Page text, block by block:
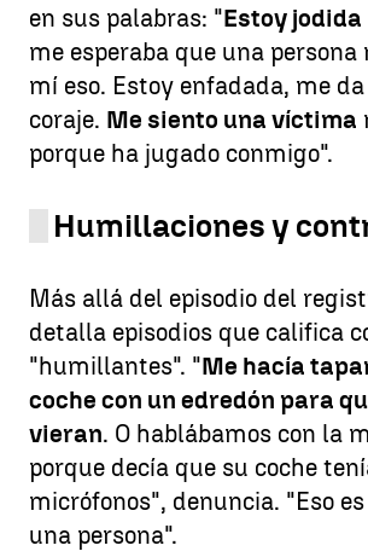
en sus palabras: "Estoy jodida
me esperaba que una persona
mí eso. Estoy enfadada, me
coraje. Me siento una víctima
porque ha jugado conmigo".
Humillaciones y
Más allá del episodio del
detalla episodios que califica
"humillantes". "Me hacía
coche con un edredón para
vieran. O hablábamos con la
porque decía que su coche
micrófonos", denuncia. "Eso
una persona".